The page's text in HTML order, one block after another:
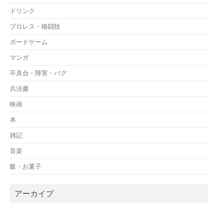
ドリンク
プロレス・格闘技
ボードゲーム
マンガ
不具合・障害・バグ
兵法書
映画
本
雑記
音楽
飯・お菓子
アーカイブ